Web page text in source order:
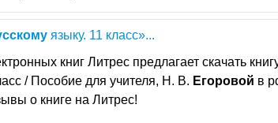
языку. 11 класс»...
книг Литрес предлагает скачать
/ Пособие для учителя, Н. В. Егоровой в
о книге на Литрес!